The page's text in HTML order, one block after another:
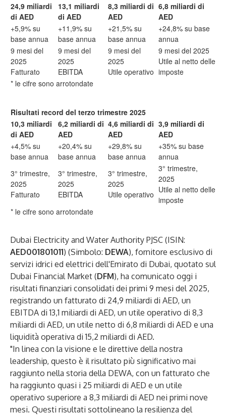
24,9 miliardi
di AED
13,1 miliardi
di AED
8,3 miliardi di
AED
6,8 miliardi di
AED
+5,9% su
base annua
+11,9% su
base annua
+21,5% su
base annua
+24,8% su base
annua
9 mesi del
2025
Fatturato
9 mesi del
2025
EBITDA
9 mesi del
2025
Utile operativo
9 mesi del 2025
Utile al netto delle
imposte
* le cifre sono arrotondate
Risultati record del terzo trimestre 2025
10,3 miliardi
di AED
6,2 miliardi di
AED
4,6 miliardi di
AED
3,9 miliardi di
AED
+4,5% su
base annua
+20,4% su
base annua
+29,8% su
base annua
+35% su base
annua
3° trimestre,
2025
Fatturato
3° trimestre,
2025
EBITDA
3° trimestre,
2025
Utile operativo
3° trimestre,
2025
Utile al netto delle
imposte
* le cifre sono arrotondate
Dubai Electricity and Water Authority PJSC (ISIN:
AED001801011) (Simbolo: DEWA), fornitore esclusivo di
servizi idrici ed elettrici dell'Emirato di Dubai, quotato sul
Dubai Financial Market (DFM), ha comunicato oggi i
risultati finanziari consolidati dei primi 9 mesi del 2025,
registrando un fatturato di 24,9 miliardi di AED, un
EBITDA di 13,1 miliardi di AED, un utile operativo di 8,3
miliardi di AED, un utile netto di 6,8 miliardi di AED e una
liquidità operativa di 15,2 miliardi di AED.
"In linea con la visione e le direttive della nostra
leadership, questo è il risultato più significativo mai
raggiunto nella storia della DEWA, con un fatturato che
ha raggiunto quasi i 25 miliardi di AED e un utile
operativo superiore a 8,3 miliardi di AED nei primi nove
mesi. Questi risultati sottolineano la resilienza del